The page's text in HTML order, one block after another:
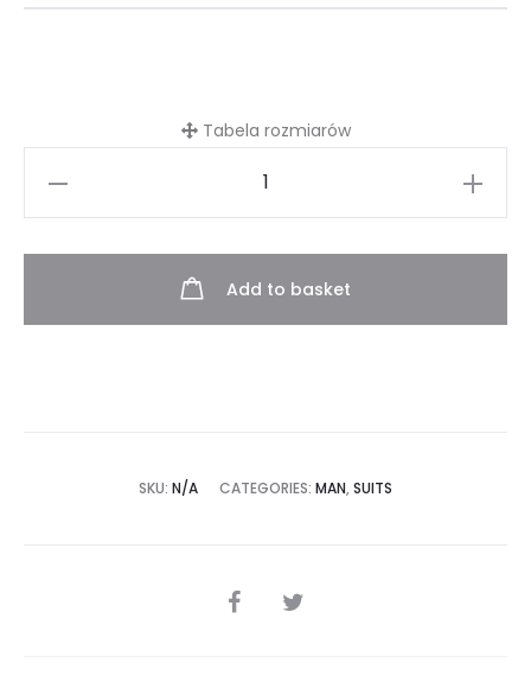
Tabela rozmiarów
Add to basket
SKU: N/A CATEGORIES: MAN, SUITS
SHARE